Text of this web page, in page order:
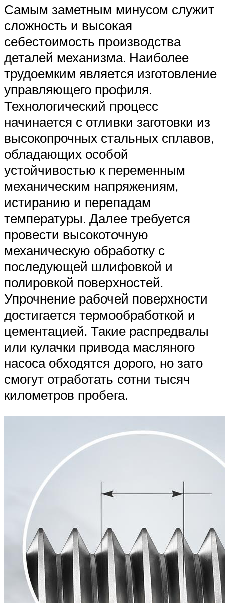
Самым заметным минусом служит
сложность и высокая
себестоимость производства
деталей механизма. Наиболее
трудоемким является изготовление
управляющего профиля.
Технологический процесс
начинается с отливки заготовки из
высокопрочных стальных сплавов,
обладающих особой
устойчивостью к переменным
механическим напряжениям,
истиранию и перепадам
температуры. Далее требуется
провести высокоточную
механическую обработку с
последующей шлифовкой и
полировкой поверхностей.
Упрочнение рабочей поверхности
достигается термообработкой и
цементацией. Такие распредвалы
или кулачки привода масляного
насоса обходятся дорого, но зато
смогут отработать сотни тысяч
километров пробега.